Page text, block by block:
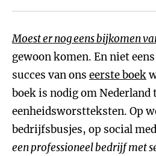
Moest er nog eens bijkomen
gewoon komen. En niet
succes van ons eerste boek
boek is nodig om Nederland
eenheidsworstteksten. Op
bedrijfsbusjes, op social
een professioneel bedrijf met